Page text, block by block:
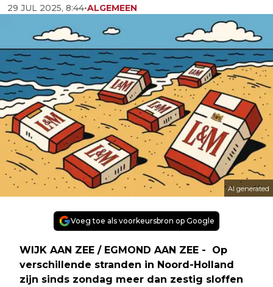
29 JUL 2025, 8:44•ALGEMEEN
AI generated
Voeg toe als voorkeursbron op Google
WIJK AAN ZEE / EGMOND AAN ZEE - Op
verschillende stranden in Noord-Holland
zijn sinds zondag meer dan zestig sloffen